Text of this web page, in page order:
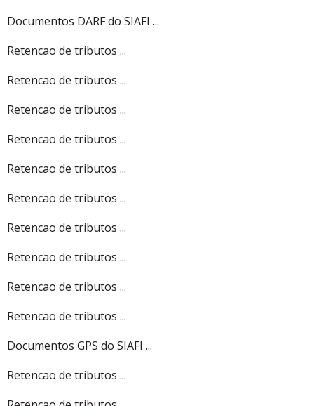
Documentos DARF do SIAFI ...
Retencao de tributos ...
Retencao de tributos ...
Retencao de tributos ...
Retencao de tributos ...
Retencao de tributos ...
Retencao de tributos ...
Retencao de tributos ...
Retencao de tributos ...
Retencao de tributos ...
Retencao de tributos ...
Documentos GPS do SIAFI ...
Retencao de tributos ...